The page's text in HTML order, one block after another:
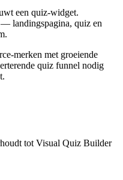
een quiz-widget.
landingspagina, quiz en
merken met groeiende
quiz funnel nodig
tot Visual Quiz Builder